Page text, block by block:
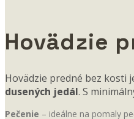
Hovädzie
Hovädzie predné bez kosti
dusených jedál. S
Pečenie – ideálne na pomaly